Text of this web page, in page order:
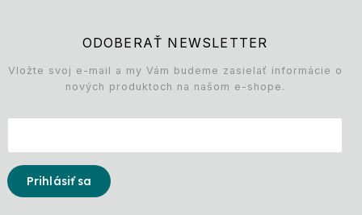
ODOBERAŤ NEWSLETTER
Vložte svoj e-mail a my Vám budeme zasielať informácie o
nových produktoch na našom e-shope.
Prihlásiť sa